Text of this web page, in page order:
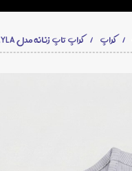
کراپ کراپ تاپ زنانه مدل AYLA برند پگادور PEGADOR